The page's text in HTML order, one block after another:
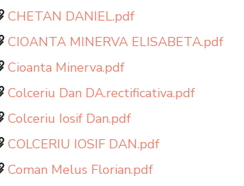
CHETAN DANIEL.pdf
CIOANTA MINERVA ELISABETA.pdf
Cioanta Minerva.pdf
Colceriu Dan DA.rectificativa.pdf
Colceriu Iosif Dan.pdf
COLCERIU IOSIF DAN.pdf
Coman Melus Florian.pdf